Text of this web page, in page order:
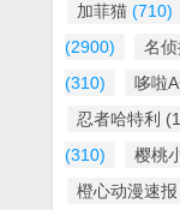
加菲猫 (710)
(2900)
名
(310)
哆啦
忍者哈特利
(310)
樱桃
橙心动漫速报